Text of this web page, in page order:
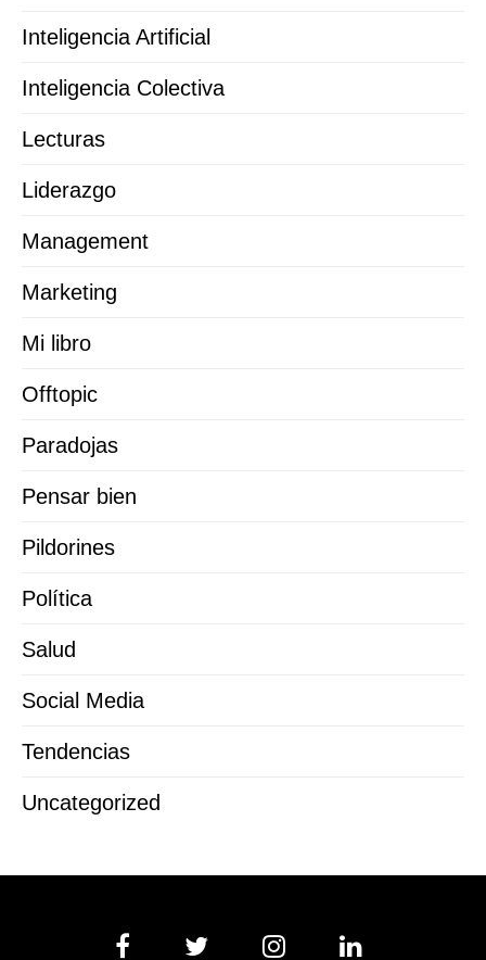
Inteligencia Artificial
Inteligencia Colectiva
Lecturas
Liderazgo
Management
Marketing
Mi libro
Offtopic
Paradojas
Pensar bien
Pildorines
Política
Salud
Social Media
Tendencias
Uncategorized